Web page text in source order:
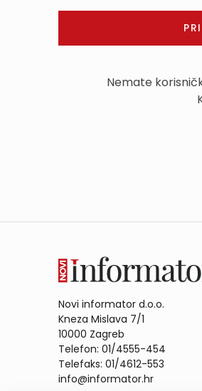
Nemate
Novi informator d.o.o.
Kneza Mislava 7/1
10000 Zagreb
Telefon: 01/4555-454
Telefaks: 01/4612-553
info@informator.hr